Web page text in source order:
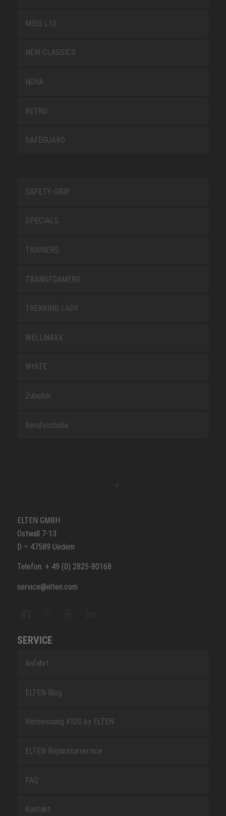
MISS L10
NEW CLASSICS
NOVA
RETRO
SAFEGUARD
SAFETY-GRIP
SPECIALS
TRAINERS
TRANSFOAMERS
TREKKING LADY
WELLMAXX
WHITE
Zubehör
Berufsschuhe
ELTEN GMBH
Ostwall 7-13
D – 47589 Uedem
Telefon: + 49 (0) 2825-80168
service@elten.com
SERVICE
Anfahrt
ELTEN Blog
Vermessung KIDS by ELTEN
ELTEN Reparaturservice
FAQ
Kontakt